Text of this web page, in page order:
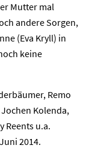
Mutter mal
andere Sorgen,
(Eva Kryll) in
keine
Remo
Kolenda,
Reents u.a.
2014.